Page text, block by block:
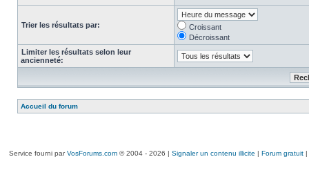
Trier les résultats par:
Croissant
Décroissant
Limiter les résultats selon leur
ancienneté:
Accueil du forum
Service fourni parVosForums.com© 2004 - 2026 | Signaler un contenu illicite | Forum gratuit|